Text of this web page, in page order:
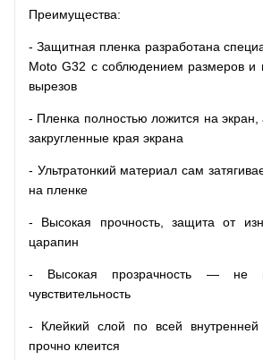
Преимущества:
- Защитная пленка разработана
Moto G32 с соблюдением размеров и
вырезов
- Пленка полностью ложится на экран,
закругленные края экрана
- Ультратонкий материал сам
на пленке
- Высокая прочность, защита от
царапин
- Высокая прозрачность — не
чувствительность
- Клейкий слой по всей внутренней
прочно клеится